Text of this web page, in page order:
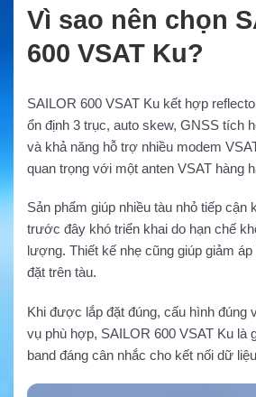
Vì sao nên chọn
600 VSAT Ku?
SAILOR 600 VSAT Ku kết hợp
ổn định 3 trục, auto skew, GNSS tích
và khả năng hỗ trợ nhiều modem
quan trọng với một anten VSAT hàng
Sản phẩm giúp nhiều tàu nhỏ tiếp cận
trước đây khó triển khai do hạn chế
lượng. Thiết kế nhẹ cũng giúp giảm
đặt trên tàu.
Khi được lắp đặt đúng, cấu hình đúng
vụ phù hợp, SAILOR 600 VSAT Ku là
band đáng cân nhắc cho kết nối dữ